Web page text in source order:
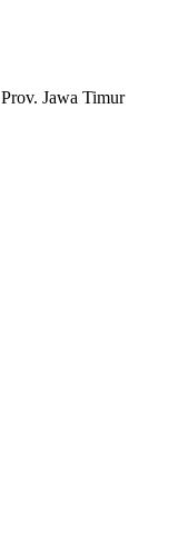
Jawa Timur